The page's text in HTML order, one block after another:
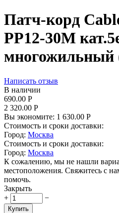
Патч-корд
PP12-30M
многожильный
Написать отзыв
В наличии
690.00 Р
2 320.00 Р
Вы экономите: 1 630.00 Р
Стоимость и сроки доставки:
Город: Москва
Стоимость и сроки доставки:
Город: Москва
К сожалению, мы не нашли
местоположения. Свяжитесь с
помочь.
Закрыть
+
−
Купить